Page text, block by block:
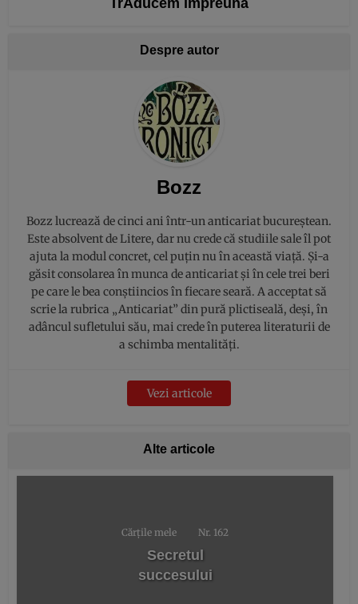
Despre autor
Bozz
Bozz lucrează de cinci ani într-un anticariat bucureștean.
Este absolvent de Litere, dar nu crede că studiile sale îl pot
ajuta la modul concret, cel puțin nu în această viață. Și-a
găsit consolarea în munca de anticariat și în cele trei beri
pe care le bea conștiincios în fiecare seară. A acceptat să
scrie la rubrica „Anticariat” din pură plictiseală, deși, în
adâncul sufletului său, mai crede în puterea literaturii de
a schimba mentalități.
Vezi articole
Alte articole
Cărțile mele Nr. 162
Secretul
succesului